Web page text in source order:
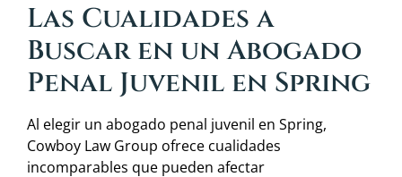
Las Cualidades a
Buscar en un Abogado
Penal Juvenil en Spring
Al elegir un abogado penal juvenil en Spring,
Cowboy Law Group ofrece cualidades
incomparables que pueden afectar